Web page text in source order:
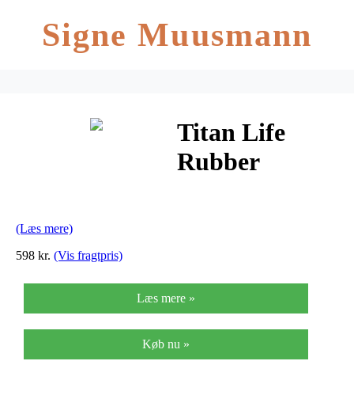
Signe Muusmann
Titan Life
Rubber
(Læs mere)
598 kr. (Vis fragtpris)
Læs mere »
Køb nu »